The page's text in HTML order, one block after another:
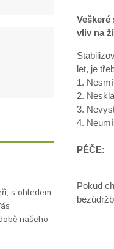
s ohledem
našeho
vliv na
let, je
1.
2.
3.
4.
PÉČE:
Pokud